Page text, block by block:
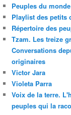
Peuples du monde
Playlist des petits
Répertoire des
Tzam. Les treize
Conversations
originaires
Victor Jara
Violeta Parra
Voix de la terre.
peuples qui la